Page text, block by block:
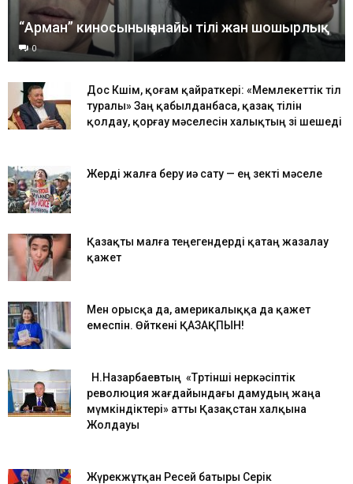
“Арман” киносының анайы тілі жан шошырлық
0
Дос Көшім, қоғам қайраткері: «Мемлекеттік тіл
туралы» Заң қабылданбаса, қазақ тілін
қолдау, қорғау мәселесін халықтың өзі шешеді
Жерді жалға беру иә сату — ең өзекті мәселе
Қазақты малға теңегендерді қатаң жазалау
қажет
Мен орысқа да, америкалыққа да қажет
емеспін. Өйткені ҚАЗАҚПЫН!
Н.Назарбаевтың «Төртінші өнеркәсіптік
революция жағдайындағы дамудың жаңа
мүмкіндіктері» атты Қазақстан халқына
Жолдауы
Жүрекжұтқан Ресей батыры Серік